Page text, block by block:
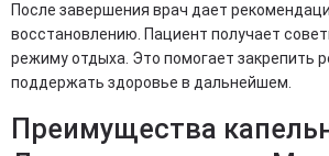
После завершения врач дает
восстановлению. Пациент получает
режиму отдыха. Это помогает закрепить
поддержать здоровье в дальнейшем.
Преимущества